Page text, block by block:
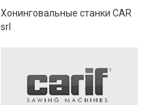
Хонинговальные станки CAR
srl